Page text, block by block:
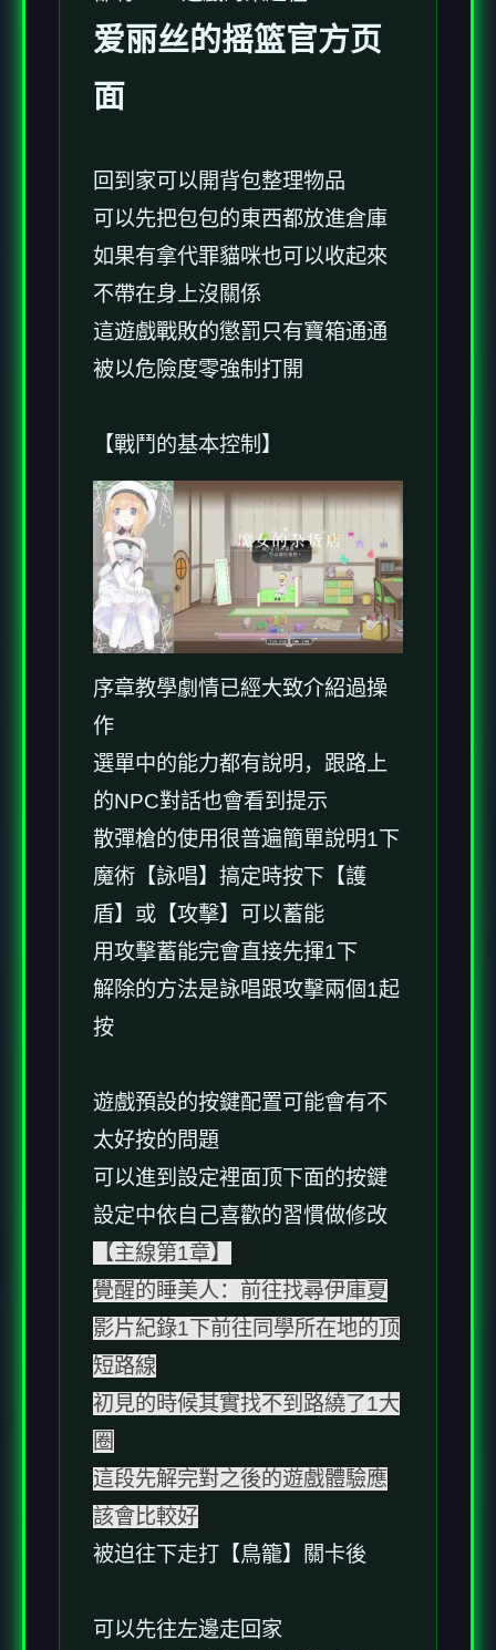
爱丽丝的摇篮官方页
面
回到家可以開背包整理物品
可以先把包包的東西都放進倉庫
如果有拿代罪貓咪也可以收起來
不帶在身上沒關係
這遊戲戰敗的懲罰只有寶箱通通
被以危險度零強制打開
【戰鬥的基本控制】
序章教學劇情已經大致介紹過操
作
選單中的能力都有說明，跟路上
的NPC對話也會看到提示
散彈槍的使用很普遍簡單說明1下
魔術【詠唱】搞定時按下【護
盾】或【攻擊】可以蓄能
用攻擊蓄能完會直接先揮1下
解除的方法是詠唱跟攻擊兩個1起
按
遊戲預設的按鍵配置可能會有不
太好按的問題
可以進到設定裡面顶下面的按鍵
設定中依自己喜歡的習慣做修改
【主線第1章】
覺醒的睡美人：前往找尋伊庫夏
影片紀錄1下前往同學所在地的顶
短路線
初見的時候其實找不到路繞了1大
圈
這段先解完對之後的遊戲體驗應
該會比較好
被迫往下走打【鳥籠】關卡後
可以先往左邊走回家